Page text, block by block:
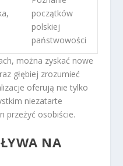
początków
polskiej
państwowości
można zyskać nowe
głębiej zrozumieć
oferują nie tylko
niezatarte
przeżyć osobiście.
NA